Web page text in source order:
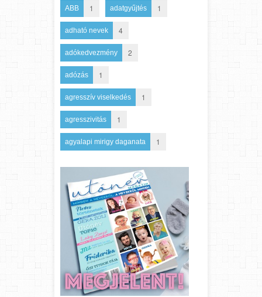
ABB 1 adatgyűjtés 1
adható nevek 4
adókedvezmény 2
adózás 1
agresszív viselkedés 1
agresszivitás 1
agyalapi mirigy daganata 1